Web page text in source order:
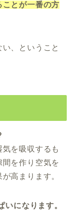
とが一番の方
、ということ
を吸収するも
を作り空気を
高まります。
になります。